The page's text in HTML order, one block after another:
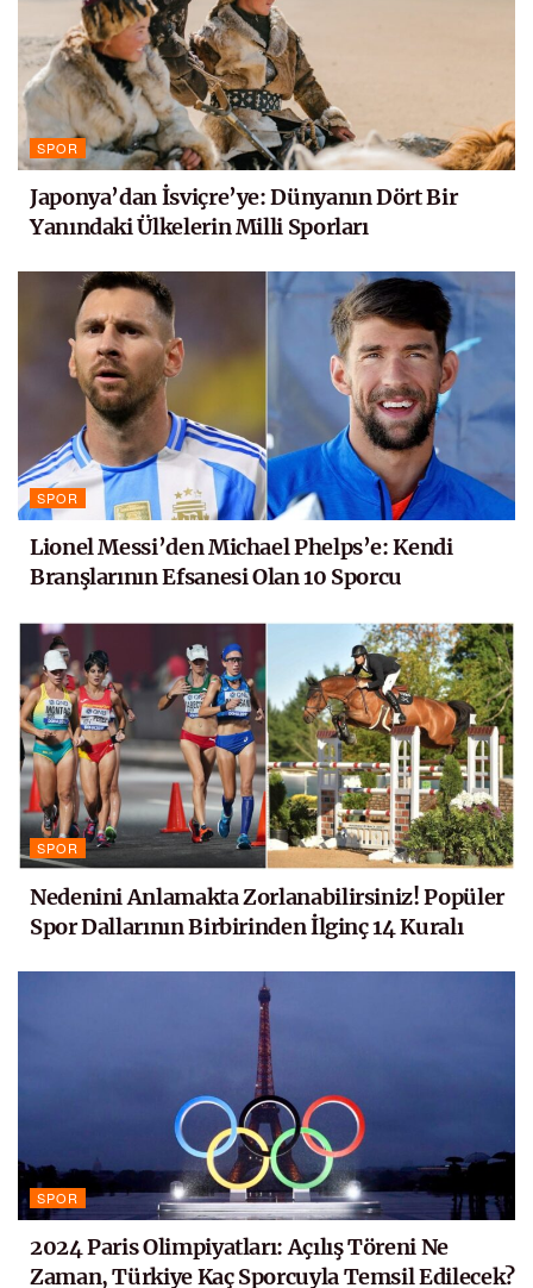
SPOR
Japonya’dan İsviçre’ye: Dünyanın Dört Bir
Yanındaki Ülkelerin Milli Sporları
SPOR
Lionel Messi’den Michael Phelps’e: Kendi
Branşlarının Efsanesi Olan 10 Sporcu
SPOR
Nedenini Anlamakta Zorlanabilirsiniz! Popüler
Spor Dallarının Birbirinden İlginç 14 Kuralı
SPOR
2024 Paris Olimpiyatları: Açılış Töreni Ne
Zaman, Türkiye Kaç Sporcuyla Temsil Edilecek?